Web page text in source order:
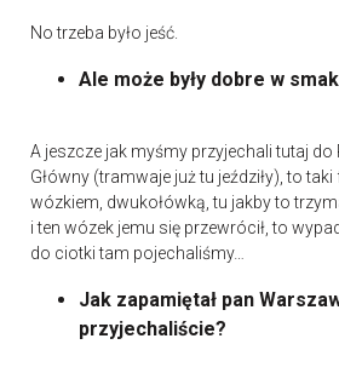
No trzeba było jeść.
Ale może były dobre w
A jeszcze jak myśmy przyjechali tutaj
Główny (tramwaje już tu jeździły), to taki
wózkiem, dwukołówką, tu jakby to
i ten wózek jemu się przewrócił, to
do ciotki tam pojechaliśmy…
Jak zapamiętał pan
przyjechaliście?